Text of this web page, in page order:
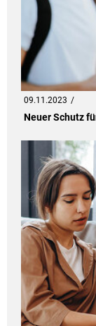
09.11.2023
Neuer Schutz